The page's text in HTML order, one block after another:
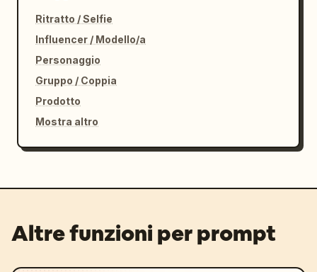
Ritratto / Selfie
Influencer / Modello/a
Personaggio
Gruppo / Coppia
Prodotto
Mostra altro
Altre funzioni per prompt